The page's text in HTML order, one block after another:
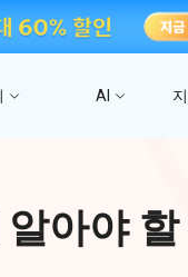
&
데이터
몇
AI
4DDIG 비디오
문
아야